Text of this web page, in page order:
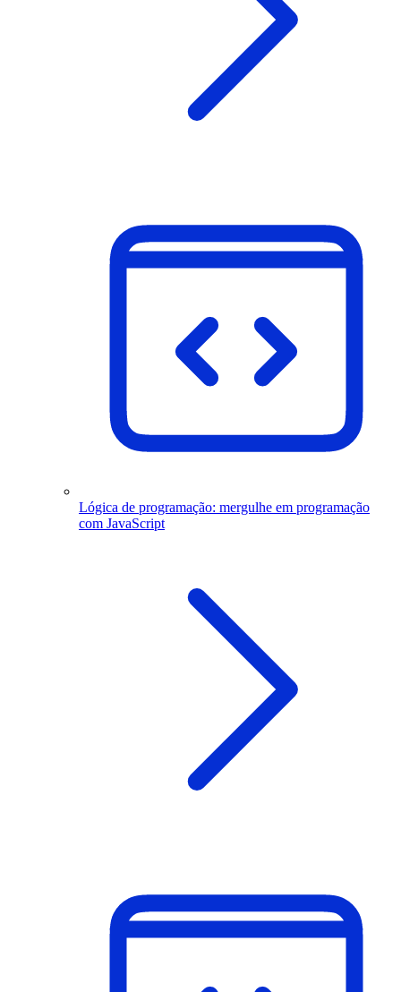
Lógica de programação: mergulhe em programação
com JavaScript